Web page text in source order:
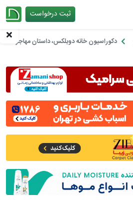
ثبت درخواست
دکوراسیون خانه دوبلکس، داستان مهاجرت دو